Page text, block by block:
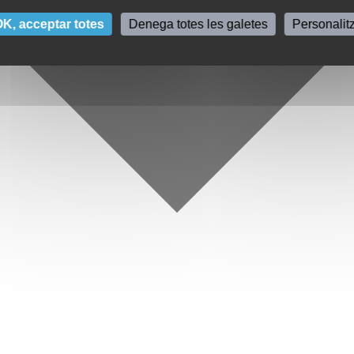
acceptar totes Denega totes les galetes